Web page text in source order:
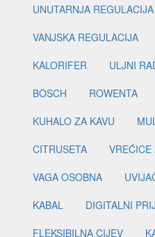
UNUTARNJA REGULACIJA
VANJSKA REGULACIJA
KALORIFER
ULJNI
BOSCH
ROWENTA
KUHALO ZA KAVU
CITRUSETA
VAGA OSOBNA
KABAL
DIGITALNI
FLEKSIBILNA CIJEV